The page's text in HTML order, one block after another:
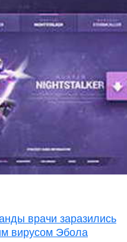
врачи заразились
вирусом Эбола